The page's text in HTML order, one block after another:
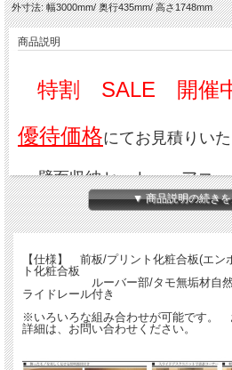
外寸法: 幅3000mm/ 奥行435mm/ 高さ1748mm
商品説明
特割 SALE 開催
優待価格にてお見積りいた
壁面収納セット ア
※この画像はDK(ダーク)色
▼ 商品説明の続き
【仕様】 前板/プリント化粧合板(エ
ト化粧合板
ルーバー部/タモ無垢材自然
ライドレール付き
※いろいろな組み合わせが可能です。
詳細は、お問い合わせください。